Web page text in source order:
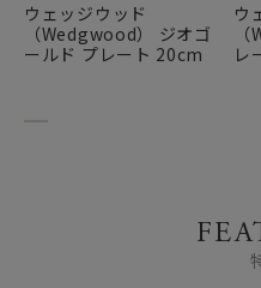
ウェッジウッド
（Wedgwood） ジオゴ
ールド プレート 20cm
ウ
レ